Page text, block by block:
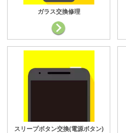
ガラス交換修理
スリープボタン交換(電源ボタン)